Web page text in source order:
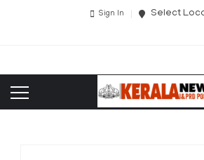
Sign In Select